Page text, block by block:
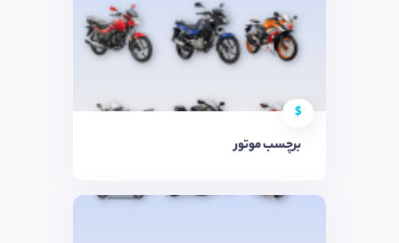
$
برچسب موتور